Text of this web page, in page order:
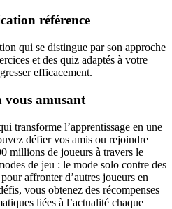
référence
qui se distingue par son approche
et des quiz adaptés à votre
efficacement.
vous amusant
transforme l’apprentissage en une
défier vos amis ou rejoindre
millions de joueurs à travers le
de jeu : le mode solo contre des
affronter d’autres joueurs en
vous obtenez des récompenses
liées à l’actualité chaque